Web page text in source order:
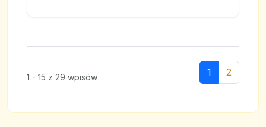
1 - 15 z 29 wpisów 1 2